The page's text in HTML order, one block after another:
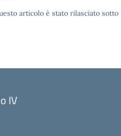
articolo è stato rilasciato
IV